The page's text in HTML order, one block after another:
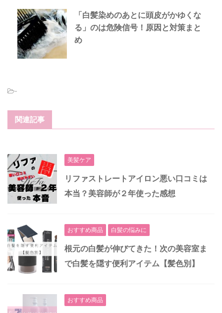
「白髪染めのあとに頭皮がかゆくな
る」のは危険信号！原因と対策まと
め
-
関連記事
美髪ケア
リファストレートアイロン悪い口コミは
本当？美容師が２年使った感想
おすすめ商品 白髪の悩みに
根元の白髪が伸びてきた！次の美容室ま
で白髪を隠す便利アイテム【髪色別】
おすすめ商品